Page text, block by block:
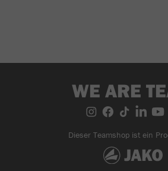
WE ARE
Dieser Teamshop ist ein